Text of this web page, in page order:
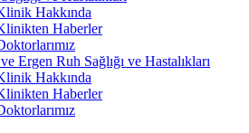
Hakkında
Haberler
Ergen Ruh Sağlığı ve Hastalıkları
Hakkında
Haberler